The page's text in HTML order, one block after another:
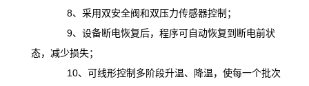
8、采用双安全阀和双压力传感器控制；
9、设备断电恢复后，程序可自动恢复到断电前状
态，减少损失；
10、可线形控制多阶段升温、降温， 使每一个批次